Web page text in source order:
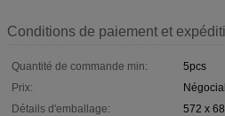
Conditions de paiement et
Quantité de commande min:
5pcs
Prix:
Détails d'emballage:
572 x